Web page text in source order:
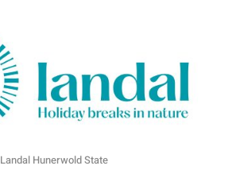
Landal Hunerwold State